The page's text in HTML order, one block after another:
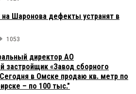
на Шаронова дефекты устранят в
1053
директор АО
застройщик «Завод сборного
в Омске продаю кв. метр по
– по 100 тыс."